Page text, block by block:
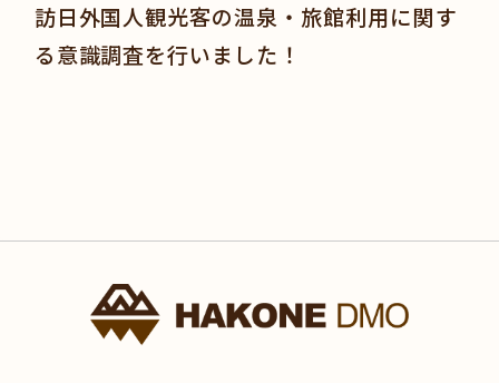
訪日外国人観光客の温泉・旅館利用に関す
る意識調査を行いました！